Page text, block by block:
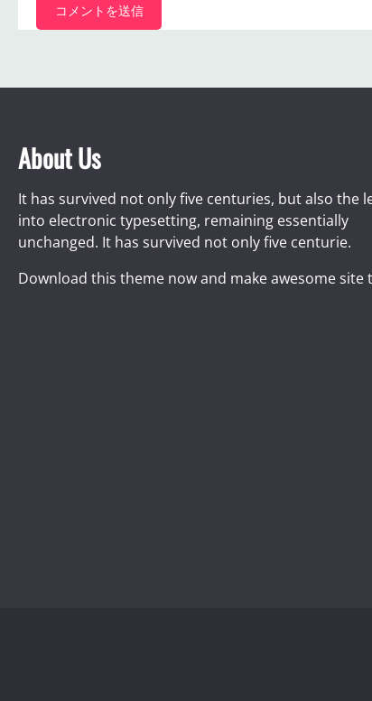
About Us
It has survived not only five centuries, but also the
into electronic typesetting, remaining essentially
unchanged. It has survived not only five centurie.
Download this theme now and make awesome site